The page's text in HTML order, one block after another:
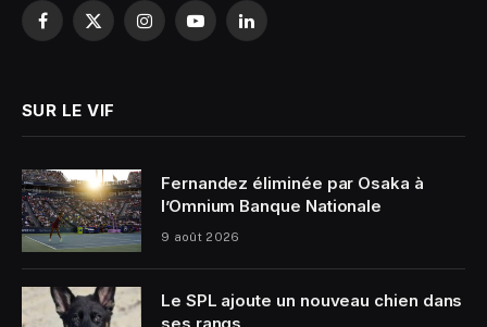
Facebook
X
InstagramYouTubeLinkedIn
SUR LE VIF
Fernandez éliminée par Osaka à
l’Omnium Banque Nationale
9 août 2026
Le SPL ajoute un nouveau chien dans